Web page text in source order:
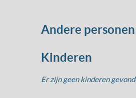
Andere
Kinderen
Er zijn geen kinderen